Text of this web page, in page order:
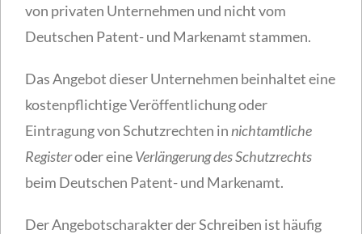
von privaten Unternehmen und nicht vom
Deutschen Patent- und Markenamt stammen.
Das Angebot dieser Unternehmen beinhaltet eine
kostenpflichtige Veröffentlichung oder
Eintragung von Schutzrechten innichtamtliche
Registeroder eineVerlängerung des Schutzrechts
beim Deutschen Patent- und Markenamt.
Der Angebotscharakter der Schreiben ist häufig